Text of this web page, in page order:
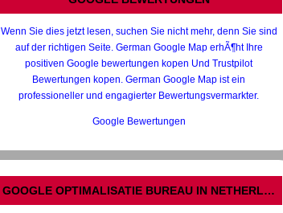
Wenn Sie dies jetzt lesen, suchen Sie nicht mehr, denn Sie sind
auf der richtigen Seite. German Google Map erhÃ¶ht Ihre
positiven Google bewertungen kopen Und Trustpilot
Bewertungen kopen. German Google Map ist ein
professioneller und engagierter Bewertungsvermarkter.
Google Bewertungen
GOOGLE OPTIMALISATIE BUREAU IN NETHERLAND